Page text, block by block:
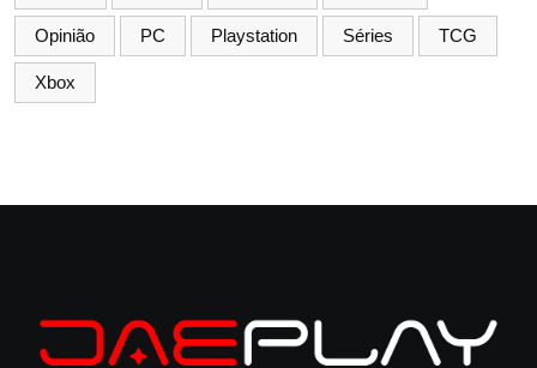
Opinião PC Playstation Séries TCG
Xbox